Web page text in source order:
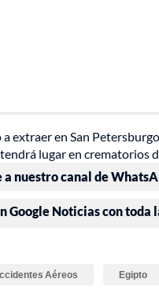
extraer en San
lugar en crematorios
a nuestro canal de
Google Noticias con
Aéreos Egipto